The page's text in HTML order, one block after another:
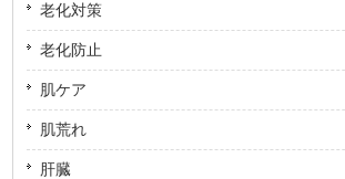
老化対策
老化防止
肌ケア
肌荒れ
肝臓